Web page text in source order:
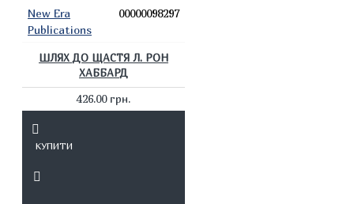
New Era
Publications
00000098297
ШЛЯХ ДО ЩАСТЯ Л. РОН
ХАББАРД
426.00 грн.
КУПИТИ